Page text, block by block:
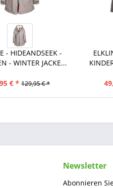
- HIDEANDSEEK -
- WINTER JACKE...
€ * 129,95 € *
Newsletter
Abonnieren